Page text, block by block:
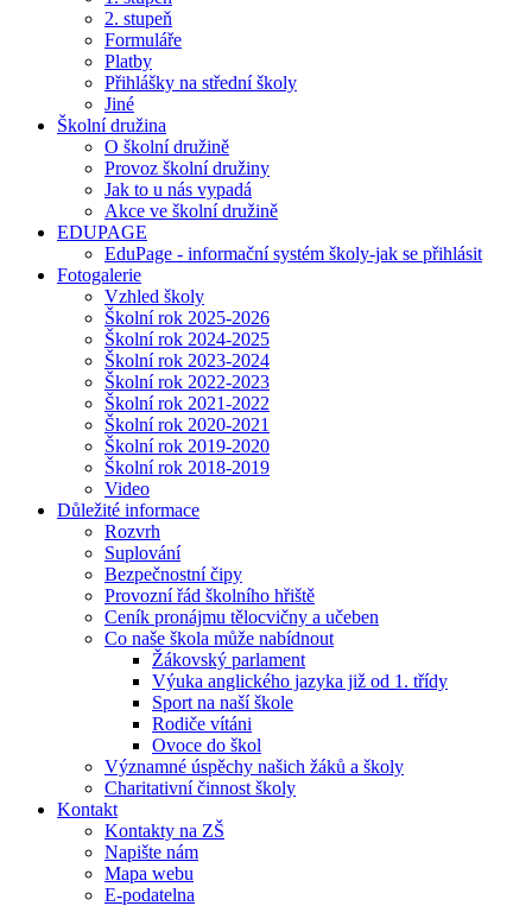
2. stupeň
Formuláře
Platby
Přihlášky na střední školy
Jiné
Školní družina
O školní družině
Provoz školní družiny
Jak to u nás vypadá
Akce ve školní družině
EDUPAGE
EduPage - informační systém školy-jak se přihlásit
Fotogalerie
Vzhled školy
Školní rok 2025-2026
Školní rok 2024-2025
Školní rok 2023-2024
Školní rok 2022-2023
Školní rok 2021-2022
Školní rok 2020-2021
Školní rok 2019-2020
Školní rok 2018-2019
Video
Důležité informace
Rozvrh
Suplování
Bezpečnostní čipy
Provozní řád školního hřiště
Ceník pronájmu tělocvičny a učeben
Co naše škola může nabídnout
Žákovský parlament
Výuka anglického jazyka již od 1. třídy
Sport na naší škole
Rodiče vítáni
Ovoce do škol
Významné úspěchy našich žáků a školy
Charitativní činnost školy
Kontakt
Kontakty na ZŠ
Napište nám
Mapa webu
E-podatelna